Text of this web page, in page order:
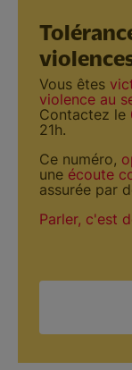
Vous êtes
violence au
Contactez le
21h.
Ce numéro,
une écoute
assurée par
Parler, c'est